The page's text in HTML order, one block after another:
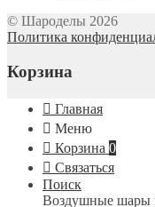
© Шароделы 2026
Политика
Корзина
Главная
Меню
Корзина 0
Связаться
Поиск
Воздушные шары